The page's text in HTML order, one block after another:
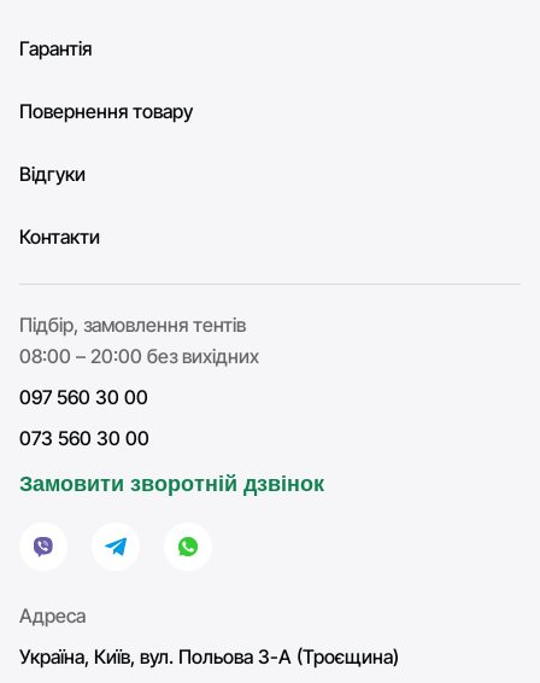
Гарантія
Повернення товару
Відгуки
Контакти
Підбір, замовлення тентів
08:00 – 20:00 без вихідних
097 560 30 00
073 560 30 00
Замовити зворотній дзвінок
Адреса
Україна, Київ, вул. Польова 3-А (Троєщина)